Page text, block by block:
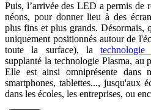
Puis, l’arrivée des LED a permis de
néons, pour donner lieu à des
plus fins et plus grands.
uniquement positionnés autour de
toute la surface), la
supplanté la technologie Plasma, au
Elle est ainsi omniprésente dans
smartphones, tablettes..., jusqu'aux
dans les écoles, les entreprises, ou